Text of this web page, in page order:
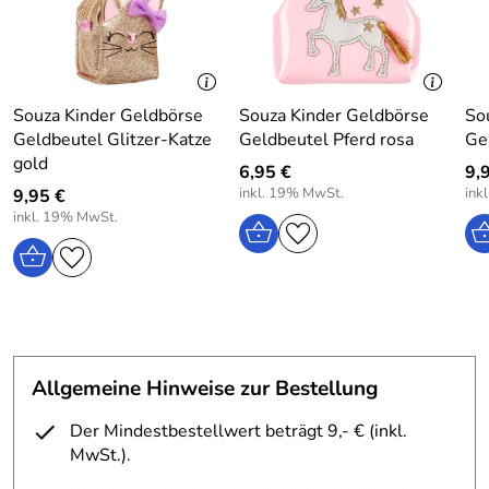
Warnung: Vor Feuer schützen! Nicht geeignet für Kinder
unter 3 Jahren wegen verschluckbarer Kleinteile!
Hersteller: phanine Fantasy Brand House, NL-Postbus 90,
5690 AB Son, The Netherlands, email: info@phanine.com,
Web: www.phanine.com
Souza Kinder Geldbörse
Geldbeutel Glitzer-Katze
gold
9,95 €
inkl. 19% MwSt.
Souza Kinder Geldbörse
Geldbeutel Pferd rosa
6,95 €
inkl. 19% MwSt.
Allgemeine Hinweise zur Bestellung
Der Mindestbestellwert beträgt 9,- € (inkl.
MwSt.).